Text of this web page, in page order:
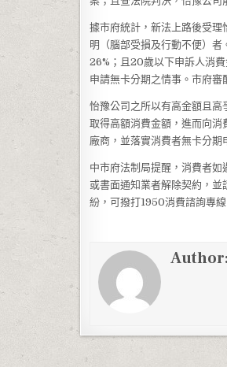
據市府統計，新法上路後受
明（腦部受損及行動不便）
26%；且20歲以下申訴人消
申請無卡分期之情事。市府審
怡豫公司之所以有高金額且高
取得高額消費金額，進而向
廠商，並落實消費者無卡分期
中市府法制局提醒，消費者
或書面通知業者解除契約，
紛，可撥打1950消費諮詢專
Author: